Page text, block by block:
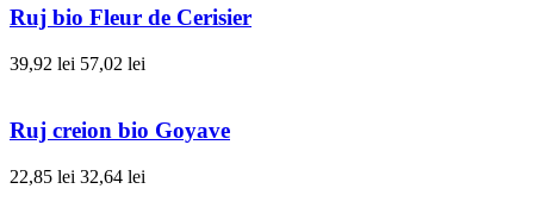
Ruj bio Fleur de Cerisier
39,92 lei 57,02 lei
Ruj creion bio Goyave
22,85 lei 32,64 lei